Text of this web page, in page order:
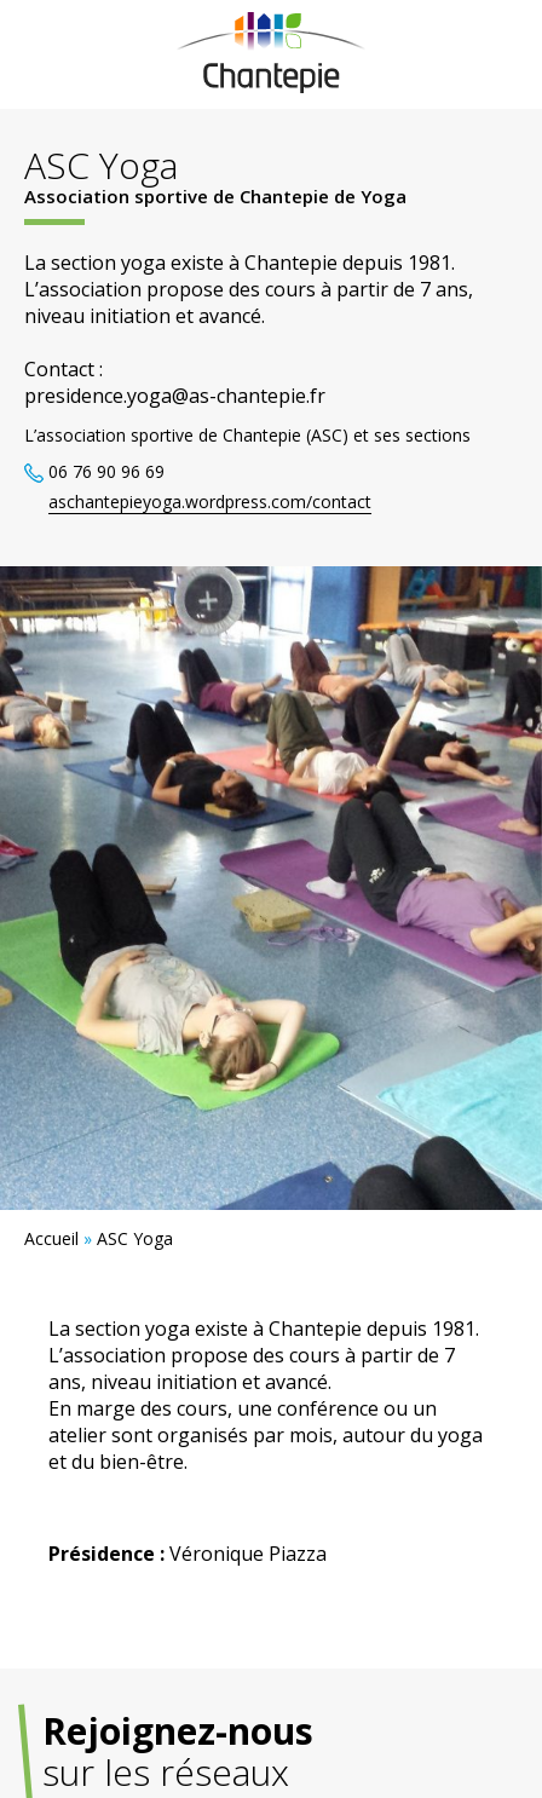
ASC Yoga
Association sportive de Chantepie de Yoga
La section yoga existe à Chantepie depuis 1981.
L’association propose des cours à partir de 7 ans,
niveau initiation et avancé.
Contact :
presidence.yoga@as-chantepie.fr
L’association sportive de Chantepie (ASC) et ses sections
06 76 90 96 69
aschantepieyoga.wordpress.com/contact
Accueil » ASC Yoga
La section yoga existe à Chantepie depuis 1981.
L’association propose des cours à partir de 7
ans, niveau initiation et avancé.
En marge des cours, une conférence ou un
atelier sont organisés par mois, autour du yoga
et du bien-être.
Présidence :Véronique Piazza
Rejoignez-nous
sur les réseaux